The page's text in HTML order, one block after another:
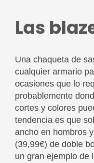
Las
Una chaqueta de
cualquier armario
ocasiones que lo
probablemente
cortes y colores
tendencia es que
ancho en hombros
(39,99€) de doble
un gran ejemplo de